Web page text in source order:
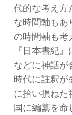
代的な考え方
な時間軸もあ
の時間軸も考
『日本書紀
などに神話が
時代に註釈が
に拾い損ね
国に編纂を命